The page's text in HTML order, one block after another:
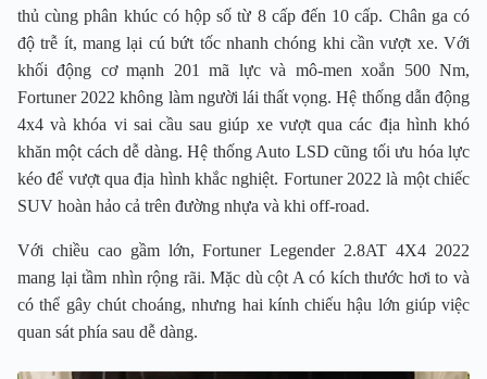
thủ cùng phân khúc có hộp số từ 8 cấp đến 10 cấp. Chân ga có
độ trễ ít, mang lại cú bứt tốc nhanh chóng khi cần vượt xe. Với
khối động cơ mạnh 201 mã lực và mô-men xoắn 500 Nm,
Fortuner 2022 không làm người lái thất vọng. Hệ thống dẫn động
4x4 và khóa vi sai cầu sau giúp xe vượt qua các địa hình khó
khăn một cách dễ dàng. Hệ thống Auto LSD cũng tối ưu hóa lực
kéo để vượt qua địa hình khắc nghiệt. Fortuner 2022 là một chiếc
SUV hoàn hảo cả trên đường nhựa và khi off-road.
Với chiều cao gầm lớn, Fortuner Legender 2.8AT 4X4 2022
mang lại tầm nhìn rộng rãi. Mặc dù cột A có kích thước hơi to và
có thể gây chút choáng, nhưng hai kính chiếu hậu lớn giúp việc
quan sát phía sau dễ dàng.